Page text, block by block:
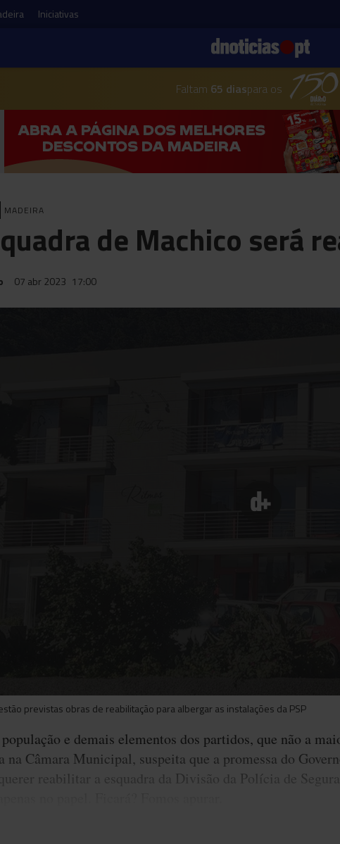
Iniciativas
Faltam 65 diaspara os
MADEIRA
de Machico será
07 abr 2023 17:00
previstas obras de reabilitação para albergar as instalações da PSP
e demais elementos dos partidos, que não a
na Câmara Municipal, suspeita que a promessa do
reabilitar a esquadra da Divisão da Polícia de